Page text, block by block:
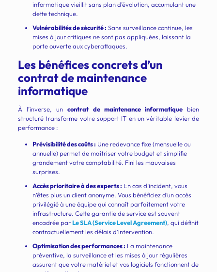
informatique vieillit sans plan d’évolution, accumulant une
dette technique.
Vulnérabilités de sécurité : Sans surveillance continue, les
mises à jour critiques ne sont pas appliquées, laissant la
porte ouverte aux cyberattaques.
Les bénéfices concrets d’un
contrat de maintenance
informatique
À l’inverse, uncontrat de maintenance informatique bien
structuré transforme votre support IT en un véritable levier de
performance :
Prévisibilité des coûts : Une redevance fixe (mensuelle ou
annuelle) permet de maîtriser votre budget et simplifie
grandement votre comptabilité. Fini les mauvaises
surprises.
Accès prioritaire à des experts : En cas d’incident, vous
n’êtes plus un client anonyme. Vous bénéficiez d’un accès
privilégié à une équipe qui connaît parfaitement votre
infrastructure. Cette garantie de service est souvent
encadrée parLe SLA (Service Level Agreement), qui définit
contractuellement les délais d’intervention.
Optimisation des performances : La maintenance
préventive, la surveillance et les mises à jour régulières
assurent que votre matériel et vos logiciels fonctionnent de